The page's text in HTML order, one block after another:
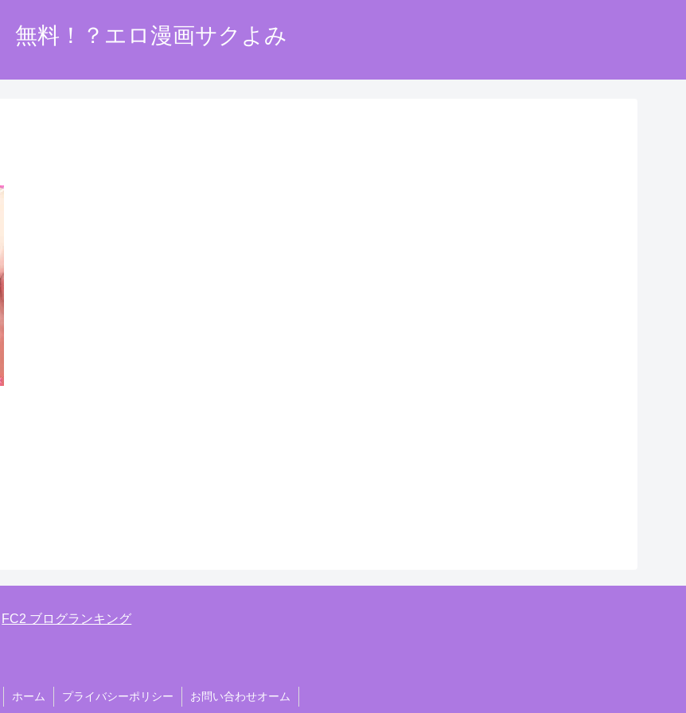
無料！？エロ漫画サクよみ
FC2 ブログランキング
ホーム プライバシーポリシー お問い合わせオーム